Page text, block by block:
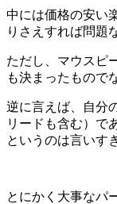
中には価格の安い
りさえすれば問題
ただし、マウスピ
も決まったもので
逆に言えば、自分
リードも含む）で
というのは言いす
とにかく大事なパ